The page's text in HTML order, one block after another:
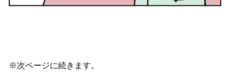
※次ページに続きます。